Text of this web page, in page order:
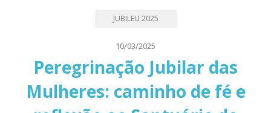
JUBILEU 2025
10/03/2025
Peregrinação Jubilar das
Mulheres: caminho de fé e